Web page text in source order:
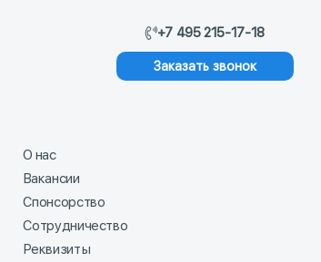
+7 495 215-17-18
Заказать звонок
О нас
Вакансии
Спонсорство
Сотрудничество
Реквизиты